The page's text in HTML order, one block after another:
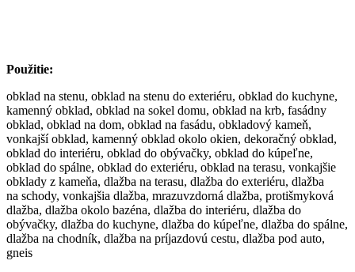
Použitie:
obklad na stenu, obklad na stenu do exteriéru, obklad do kuchyne,
kamenný obklad, obklad na sokel domu, obklad na krb, fasádny
obklad, obklad na dom, obklad na fasádu, obkladový kameň,
vonkajší obklad, kamenný obklad okolo okien, dekoračný obklad,
obklad do interiéru, obklad do obývačky, obklad do kúpeľne,
obklad do spálne, obklad do exteriéru, obklad na terasu, vonkajšie
obklady z kameňa, dlažba na terasu, dlažba do exteriéru, dlažba
na schody, vonkajšia dlažba, mrazuvzdorná dlažba, protišmyková
dlažba, dlažba okolo bazéna, dlažba do interiéru, dlažba do
obývačky, dlažba do kuchyne, dlažba do kúpeľne, dlažba do spálne,
dlažba na chodník, dlažba na príjazdovú cestu, dlažba pod auto,
gneis